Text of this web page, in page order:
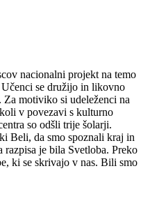
nacionalni projekt na temo
se družijo in likovno
motiviko si udeleženci na
v povezavi s kulturno
so odšli trije šolarji.
Beli, da smo spoznali kraj in
je bila Svetloba. Preko
ki se skrivajo v nas. Bili smo